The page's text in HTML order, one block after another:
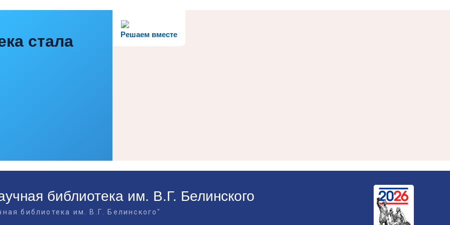
Решаем вместе
стала
библиотека им. В.Г. Белинского
библиотека им. В.Г. Белинского"